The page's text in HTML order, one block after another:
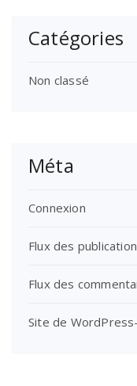
Catégories
Non classé
Méta
Connexion
Flux des
Flux des
Site de